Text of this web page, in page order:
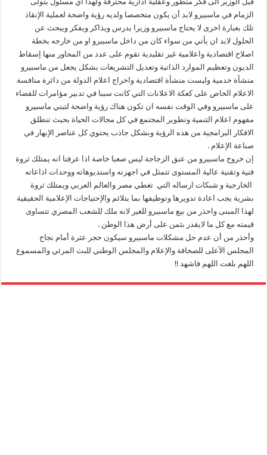
الزمام في ماسبيرو لابد أن يكون متخصصا ولديه رؤية واضحة لعملية الإنقاذ
تلك بعبارة اخرى لا يحتاج ماسبيرو وزيرا يدرس ويذاكر ويفكر ويبحث عن
الحلول لابد ان يأتي من سواء كان من داخل ماسبيرو او من خارجه بخطة
اصلاح اقتصادية واعلامية غير تقليدية تقوم على عدد من المحاور منها إسقاط
الديون وتعظيم الموارد الذاتية وتعديل التشريعات بشكل يجعل من ماسبيرو
منشأة خدمية وليست منشأة اقتصادية واخراج اعلام الدولة من دائرة منافسة
الاعلام الخاص على كعكة الاعلانات التي كانت سببا في تدبير مؤامرات للقضاء
على ماسبيرو وفي الوقت نفسه ان تكون هناك رؤية واضحة لتبني ماسبيرو
مفهوم اعلام التنمية وتطوير المجتمع في كل مجالات الحياة بحيث تنطلق
الافكار البرامجية من هذه الرؤية وبشكل جاذب يحتوي كل عناصر الإبهار في
صناعة الإعلام .
إن خروج ماسبيرو من عنق الزجاجة ليس صعبا خاصة اذا عرفنا انه يمتلك ثروة
فنية وتقنية عالية المستوى تتمثل في اجهزته واستديوهاته ووحدات اذاعاته
الخارجية و شبكات ارساله التي تغطي مصر والعالم العربي ويمتلك ثروة
بشرية يجب اعادة تدويرها وتوظيفها بما يتلائم والإحتياجات الإعلامية الحقيقية
لهذا المبنى واحذر من بيع ماسبيرو للغير لانه ملك للشعب المصري تتساوى
قيمته مع كل ما لايقدر بثمن على أرض هذا الوطن .
وأحذر من أن عدم حل مشكلات ماسبيرو سيكون حجر عثرة أمام نجاح
المجلس الآعلى للصحافة والإعلام والمجلس الوطني للبث المرئي والمسموع
اللهم بلغت اللهم فاشهد !!